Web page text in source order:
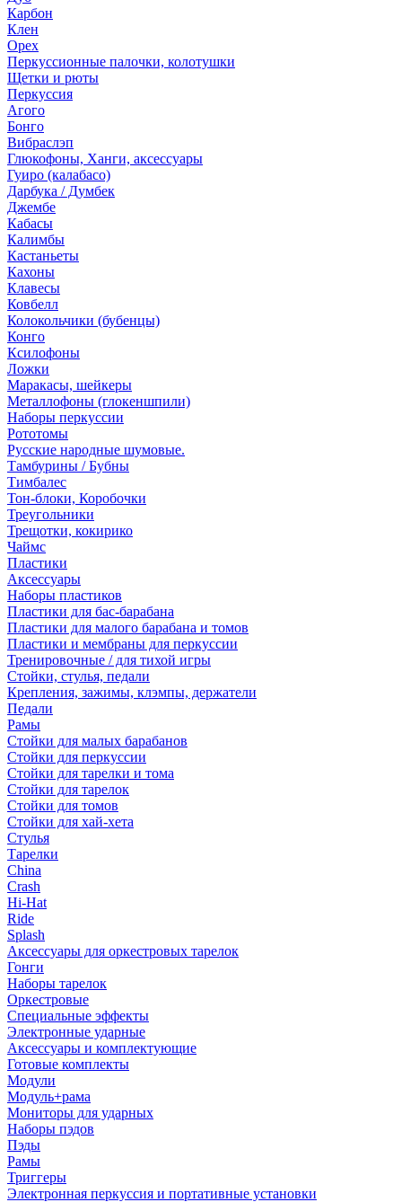
Карбон
Клен
Орех
Перкуссионные палочки, колотушки
Щетки и рюты
Перкуссия
Агого
Бонго
Вибраслэп
Глюкофоны, Ханги, аксессуары
Гуиро (калабасо)
Дарбука / Думбек
Джембе
Кабасы
Калимбы
Кастаньеты
Кахоны
Клавесы
Ковбелл
Колокольчики (бубенцы)
Конго
Ксилофоны
Ложки
Маракасы, шейкеры
Металлофоны (глокеншпили)
Наборы перкуссии
Рототомы
Русские народные шумовые.
Тамбурины / Бубны
Тимбалес
Тон-блоки, Коробочки
Треугольники
Трещотки, кокирико
Чаймс
Пластики
Аксессуары
Наборы пластиков
Пластики для бас-барабана
Пластики для малого барабана и томов
Пластики и мембраны для перкуссии
Тренировочные / для тихой игры
Стойки, стулья, педали
Крепления, зажимы, клэмпы, держатели
Педали
Рамы
Стойки для малых барабанов
Стойки для перкуссии
Стойки для тарелки и тома
Стойки для тарелок
Стойки для томов
Стойки для хай-хета
Стулья
Тарелки
China
Crash
Hi-Hat
Ride
Splash
Аксессуары для оркестровых тарелок
Гонги
Наборы тарелок
Оркестровые
Специальные эффекты
Электронные ударные
Аксессуары и комплектующие
Готовые комплекты
Модули
Модуль+рама
Мониторы для ударных
Наборы пэдов
Пэды
Рамы
Триггеры
Электронная перкуссия и портативные установки